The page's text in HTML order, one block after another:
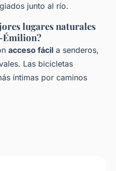
junto al río.
lugares naturales
Émilion?
acceso fácil a senderos,
Las bicicletas
íntimas por caminos